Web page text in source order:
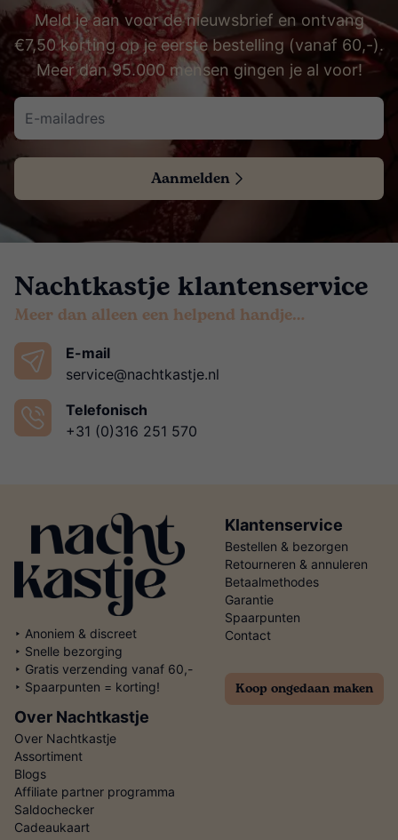
Meld je aan voor de nieuwsbrief en ontvang
€7,50 korting op je eerste bestelling (vanaf 60,-).
Meer dan 95.000 mensen gingen je al voor!
Aanmelden
Nachtkastje klantenservice
Meer dan alleen een helpend handje…
E-mail
service@nachtkastje.nl
Telefonisch
+31 (0)316 251 570
‣ Anoniem & discreet
‣ Snelle bezorging
‣ Gratis verzending vanaf 60,-
‣ Spaarpunten = korting!
Klantenservice
Bestellen & bezorgen
Retourneren & annuleren
Betaalmethodes
Garantie
Spaarpunten
Contact
Koop ongedaan maken
Over Nachtkastje
Over Nachtkastje
Assortiment
Blogs
Affiliate partner programma
Saldochecker
Cadeaukaart